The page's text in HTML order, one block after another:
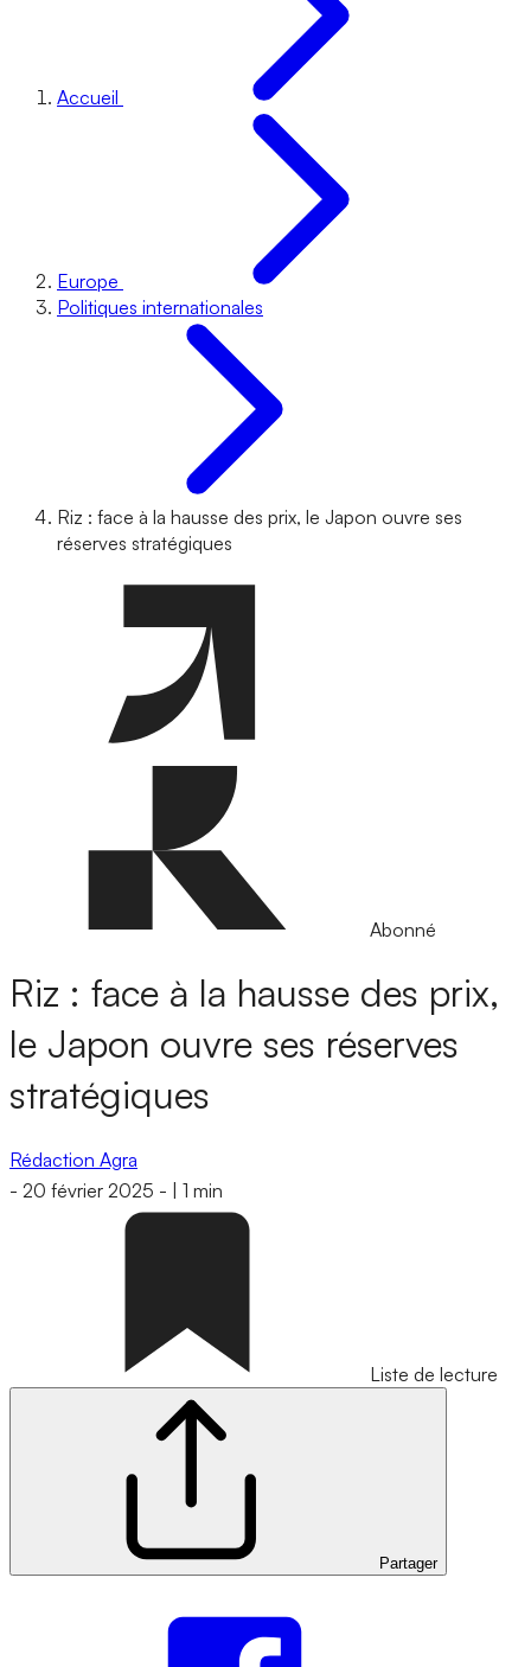
Accueil
Europe
Politiques internationales
Riz : face à la hausse des prix, le Japon ouvre ses
réserves stratégiques
Abonné
Riz : face à la hausse des prix,
le Japon ouvre ses réserves
stratégiques
Rédaction Agra
- 20 février 2025 - 1 min
Liste de lecture
Partager